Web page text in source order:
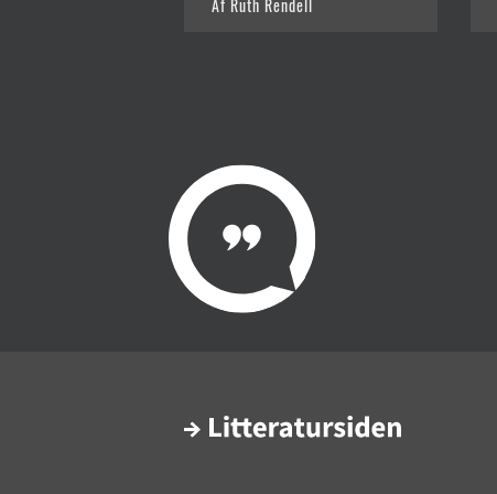
Af Ruth Rendell